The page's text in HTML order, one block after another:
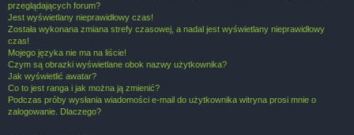
przeglądających forum?
Jest wyświetlany nieprawidłowy czas!
Została wykonana zmiana strefy czasowej, a nadal jest wyświetlany nieprawidłowy
czas!
Mojego języka nie ma na liście!
Czym są obrazki wyświetlane obok nazwy użytkownika?
Jak wyświetlić awatar?
Co to jest ranga i jak można ją zmienić?
Podczas próby wysłania wiadomości e-mail do użytkownika witryna prosi mnie o
zalogowanie. Dlaczego?